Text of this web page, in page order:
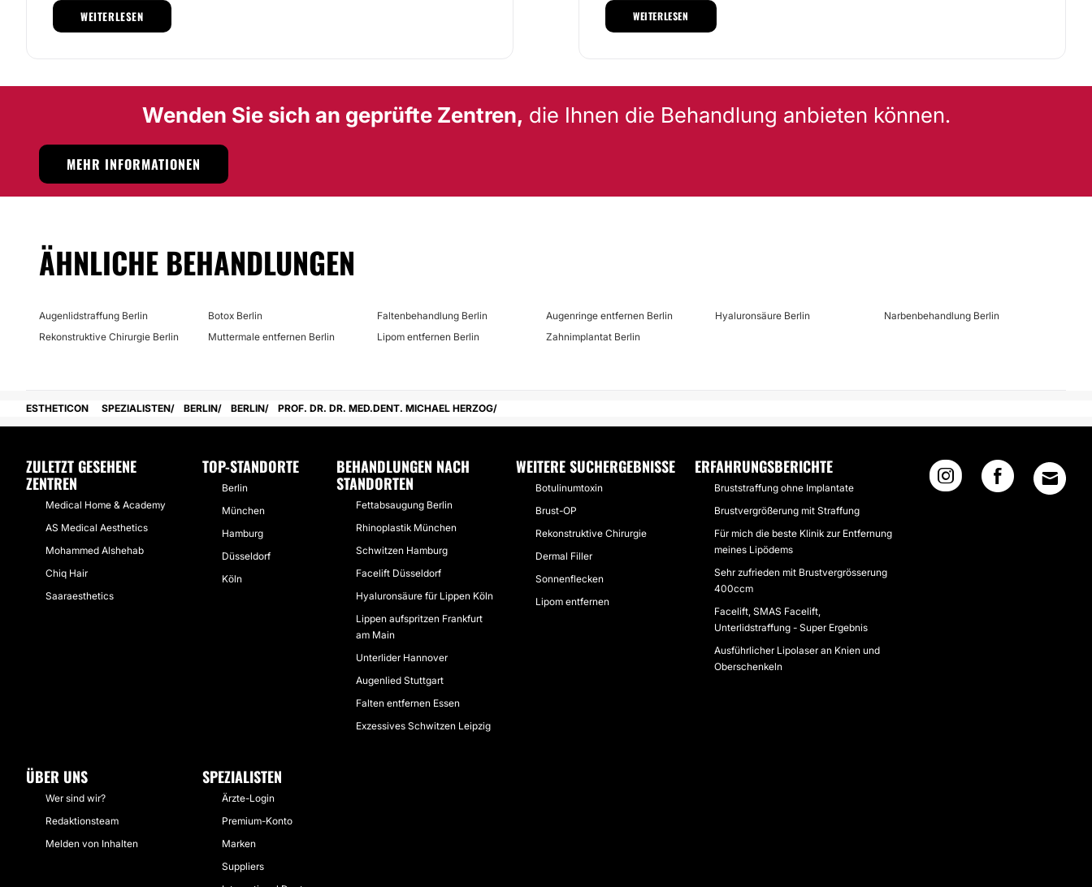
Operationen. Lassen Sie sich gerne zu einer persönlichen Beratung einladen!
Deshalb wird permanente Fortbildung des gesamten Teams der Praxis
großgeschrieben. Kommen Sie gerne zu einem Gespräch und lernen Sie das
gesamte Team der Praxis kennen!
Möglichkeit der Videokonsultation:
Nein
WEITERLESEN WEITERLESEN
Wenden Sie sich an geprüfte Zentren, die Ihnen die Behandlung anbieten können.
MEHR INFORMATIONEN
ÄHNLICHE BEHANDLUNGEN
Augenlidstraffung Berlin Botox Berlin Faltenbehandlung Berlin Augenringe entfernen Berlin Hyaluronsäure Berlin
Narbenbehandlung Berlin
Rekonstruktive Chirurgie Berlin
Muttermale entfernen Berlin Lipom entfernen Berlin Zahnimplantat Berlin
ESTHETICON SPEZIALISTEN BERLIN BERLIN PROF. DR. DR. MED.DENT. MICHAEL HERZOG
ZULETZT GESEHENE
ZENTREN
Medical Home & Academy
AS Medical Aesthetics
Mohammed Alshehab
Chiq Hair
Saaraesthetics
TOP-STANDORTE
Berlin
München
Hamburg
Düsseldorf
Köln
BEHANDLUNGEN NACH
STANDORTEN
Fettabsaugung Berlin
Rhinoplastik München
Schwitzen Hamburg
Facelift Düsseldorf
Hyaluronsäure für Lippen Köln
Lippen aufspritzen Frankfurt
am Main
Unterlider Hannover
Augenlied Stuttgart
Falten entfernen Essen
Exzessives Schwitzen Leipzig
WEITERE SUCHERGEBNISSE
Botulinumtoxin
Brust-OP
Rekonstruktive Chirurgie
Dermal Filler
Sonnenflecken
Lipom entfernen
ERFAHRUNGSBERICHTE
Bruststraffung ohne Implantate
Brustvergrößerung mit Straffung
Für mich die beste Klinik zur Entfernung
meines Lipödems
Sehr zufrieden mit Brustvergrösserung
400ccm
Facelift, SMAS Facelift,
Unterlidstraffung - Super Ergebnis
Ausführlicher Lipolaser an Knien und
Oberschenkeln
ÜBER UNS
Wer sind wir?
Redaktionsteam
Melden von Inhalten
SPEZIALISTEN
Ärzte-Login
Premium-Konto
Marken
Suppliers